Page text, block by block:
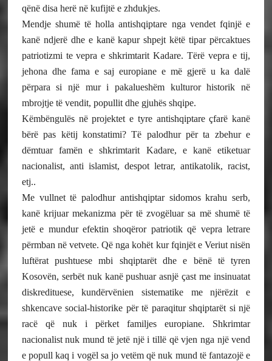
qënë disa herë në kufijtë e zhdukjes.
Mendje shumë të holla antishqiptare nga vendet fqinjë e
kanë ndjerë dhe e kanë kapur shpejt këtë tipar përcaktues
patriotizmi te vepra e shkrimtarit Kadare. Tërë vepra e tij,
jehona dhe fama e saj europiane e më gjerë u ka dalë
përpara si një mur i pakalueshëm kulturor historik në
mbrojtje të vendit, popullit dhe gjuhës shqipe.
Këmbëngulës në projektet e tyre antishqiptare çfarë kanë
bërë pas këtij konstatimi? Të palodhur për ta zbehur e
dëmtuar famën e shkrimtarit Kadare, e kanë etiketuar
nacionalist, anti islamist, despot letrar, antikatolik, racist,
etj..
Me vullnet të palodhur antishqiptar sidomos krahu serb,
kanë krijuar mekanizma për të zvogëluar sa më shumë të
jetë e mundur efektin shoqëror patriotik që vepra letrare
përmban në vetvete. Që nga kohët kur fqinjët e Veriut nisën
luftërat pushtuese mbi shqiptarët dhe e bënë të tyren
Kosovën, serbët nuk kanë pushuar asnjë çast me insinuatat
diskredituese, kundërvënien sistematike me njërëzit e
shkencave social-historike për të paraqitur shqiptarët si një
racë që nuk i përket familjes europiane. Shkrimtar
nacionalist nuk mund të jetë një i tillë që vjen nga një vend
e popull kaq i vogël sa jo vetëm që nuk mund të fantazojë e